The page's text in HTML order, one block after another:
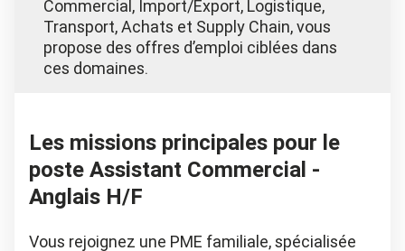
Commercial, Import/Export, Logistique,
Transport, Achats et Supply Chain, vous
propose des offres d’emploi ciblées dans
ces domaines.
Les missions principales pour le
poste Assistant Commercial -
Anglais H/F
Vous rejoignez une PME familiale, spécialisée